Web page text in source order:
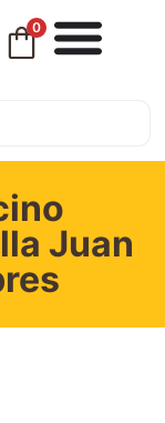
0
Juan